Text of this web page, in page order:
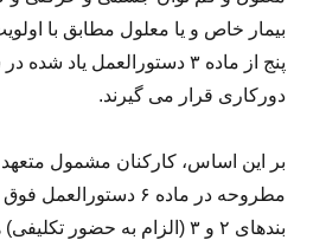
بیمار خاص و یا معلول مطابق با
پنج از ماده ۳ دستورالعمل یاد
دورکاری قرار می گیرند.
بر این اساس، کارکنان مشمول متعهد
مطروحه در ماده ۶
بندهای ۲ و ۳ (الزام به حضور